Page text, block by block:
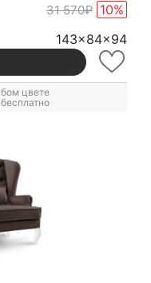
31 570₽ 10%
143x84x94
цвете